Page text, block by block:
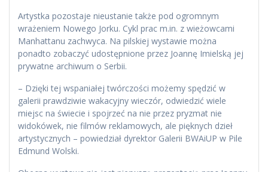
Artystka pozostaje nieustanie także pod ogromnym
wrażeniem Nowego Jorku. Cykl prac m.in. z wieżowcami
Manhattanu zachwyca. Na pilskiej wystawie można
ponadto zobaczyć udostępnione przez Joannę Imielską jej
prywatne archiwum o Serbii.
– Dzięki tej wspaniałej twórczości możemy spędzić w
galerii prawdziwie wakacyjny wieczór, odwiedzić wiele
miejsc na świecie i spojrzeć na nie przez pryzmat nie
widokówek, nie filmów reklamowych, ale pięknych dzieł
artystycznych – powiedział dyrektor Galerii BWAiUP w Pile
Edmund Wolski.